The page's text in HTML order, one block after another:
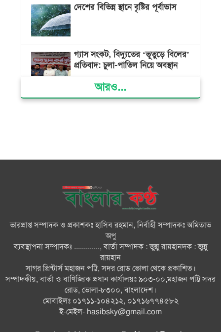
দেশের বিভিন্ন স্থানে বৃষ্টির পূর্বাভাস
গ্যাস সংকট, বিদ্যুতের ‘ভূতুড়ে বিলের’
প্রতিবাদ: চুলা-পাতিল নিয়ে অবস্থান
ক্ষমতার কেন্দ্র গণভবন থেকে রক্তাক্ত
৩০০ রোগীকে বিনামূল্যে চিকিৎসাসেবা
ভোলায় ১১ দলীয় জোটের বিক্ষোভ
সমাবেশ ও গণমিছিল
বোরহানউদ্দিনে কিশোরীকে সংঘবদ্ধ
ধর্ষণ ও ভিডিও ধারণ ও ছড়িয়ে
দেওয়ার অভিযোগ তিন জন গ্রেপ্তার,
থানায় মামলা
ভোলায় নানা আয়োজনে জুলাই
গণঅভ্যুত্থান দিবস পালন
আরও...
ভারপ্রাপ্ত সম্পাদক ও প্রকাশকঃ হাসিব রহমান, নির্বাহী সম্পাদকঃ অমিতাভ
অপু
ব্যবস্থাপনা সম্পাদকঃ ............., বার্তা সম্পাদক : জুন্নু রায়হানদক : জুন্নু
রায়হান
সাগর প্রিন্টার্স মহাজন পট্টি, সদর রোড ভোলা থেকে প্রকাশিত।
সম্পাদকীয়, বার্তা ও বাণিজ্যিক প্রধান কার্যালয়ঃ ৯০৩-০০,মহাজন পট্টি সদর
রোড, ভোলা-৮৩০০, বাংলাদেশ।
মোবাইলঃ ০১৭১১-১০৪২১২, ০১৭১৬৭৭৪৫৮২
ই-মেইল- hasibsky@gmail.com